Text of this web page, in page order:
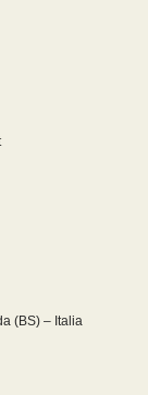
(BS) – Italia